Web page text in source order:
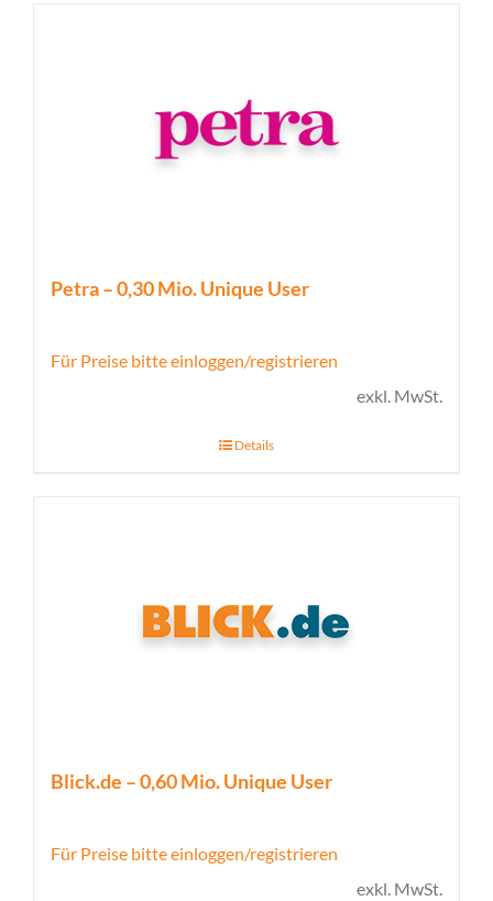
Petra – 0,30 Mio. Unique User
Für Preise bitte einloggen/registrieren
exkl. MwSt.
Details
Blick.de – 0,60 Mio. Unique User
Für Preise bitte einloggen/registrieren
exkl. MwSt.